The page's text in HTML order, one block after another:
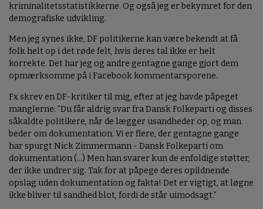
kriminalitetsstatistikkerne. Og også jeg er bekymret for den
demografiske udvikling.
Men jeg synes ikke, DF politikerne kan være bekendt at få
folk helt op i det røde felt, hvis deres tal ikke er helt
korrekte. Det har jeg og andre gentagne gange gjort dem
opmærksomme på i Facebook kommentarsporene.
Fx skrev en DF-kritiker til mig, efter at jeg havde påpeget
manglerne: ”Du får aldrig svar fra Dansk Folkeparti og disses
såkaldte politikere, når de lægger usandheder op, og man
beder om dokumentation. Vi er flere, der gentagne gange
har spurgt Nick Zimmermann - Dansk Folkeparti om
dokumentation (...) Men han svarer kun de enfoldige støtter,
der ikke undrer sig. Tak for at påpege deres opildnende
opslag uden dokumentation og fakta! Det er vigtigt, at løgne
ikke bliver til sandhed blot, fordi de står uimodsagt.”